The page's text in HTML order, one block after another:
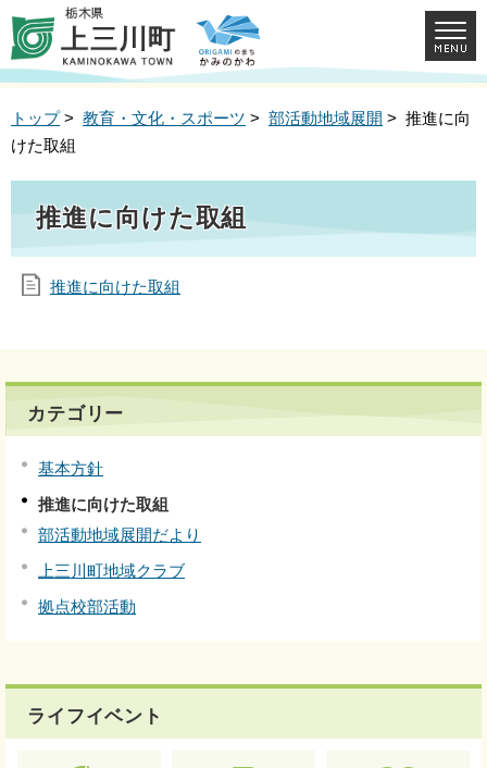
トップ> 教育・文化・スポーツ > 部活動地域展開 > 推進に向
けた取組
推進に向けた取組
推進に向けた取組
カテゴリー
基本方針
推進に向けた取組
部活動地域展開だより
上三川町地域クラブ
拠点校部活動
ライフイベント